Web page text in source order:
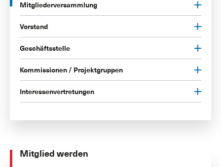
Mitgliederversammlung
Vorstand
Geschäftsstelle
Kommissionen / Projektgruppen
Interessenvertretungen
Mitglied werden